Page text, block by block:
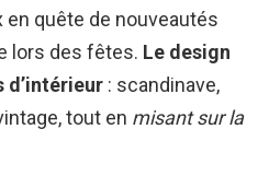
quête de nouveautés
lors des fêtes. Le design
d’intérieur : scandinave,
tout en misant sur la